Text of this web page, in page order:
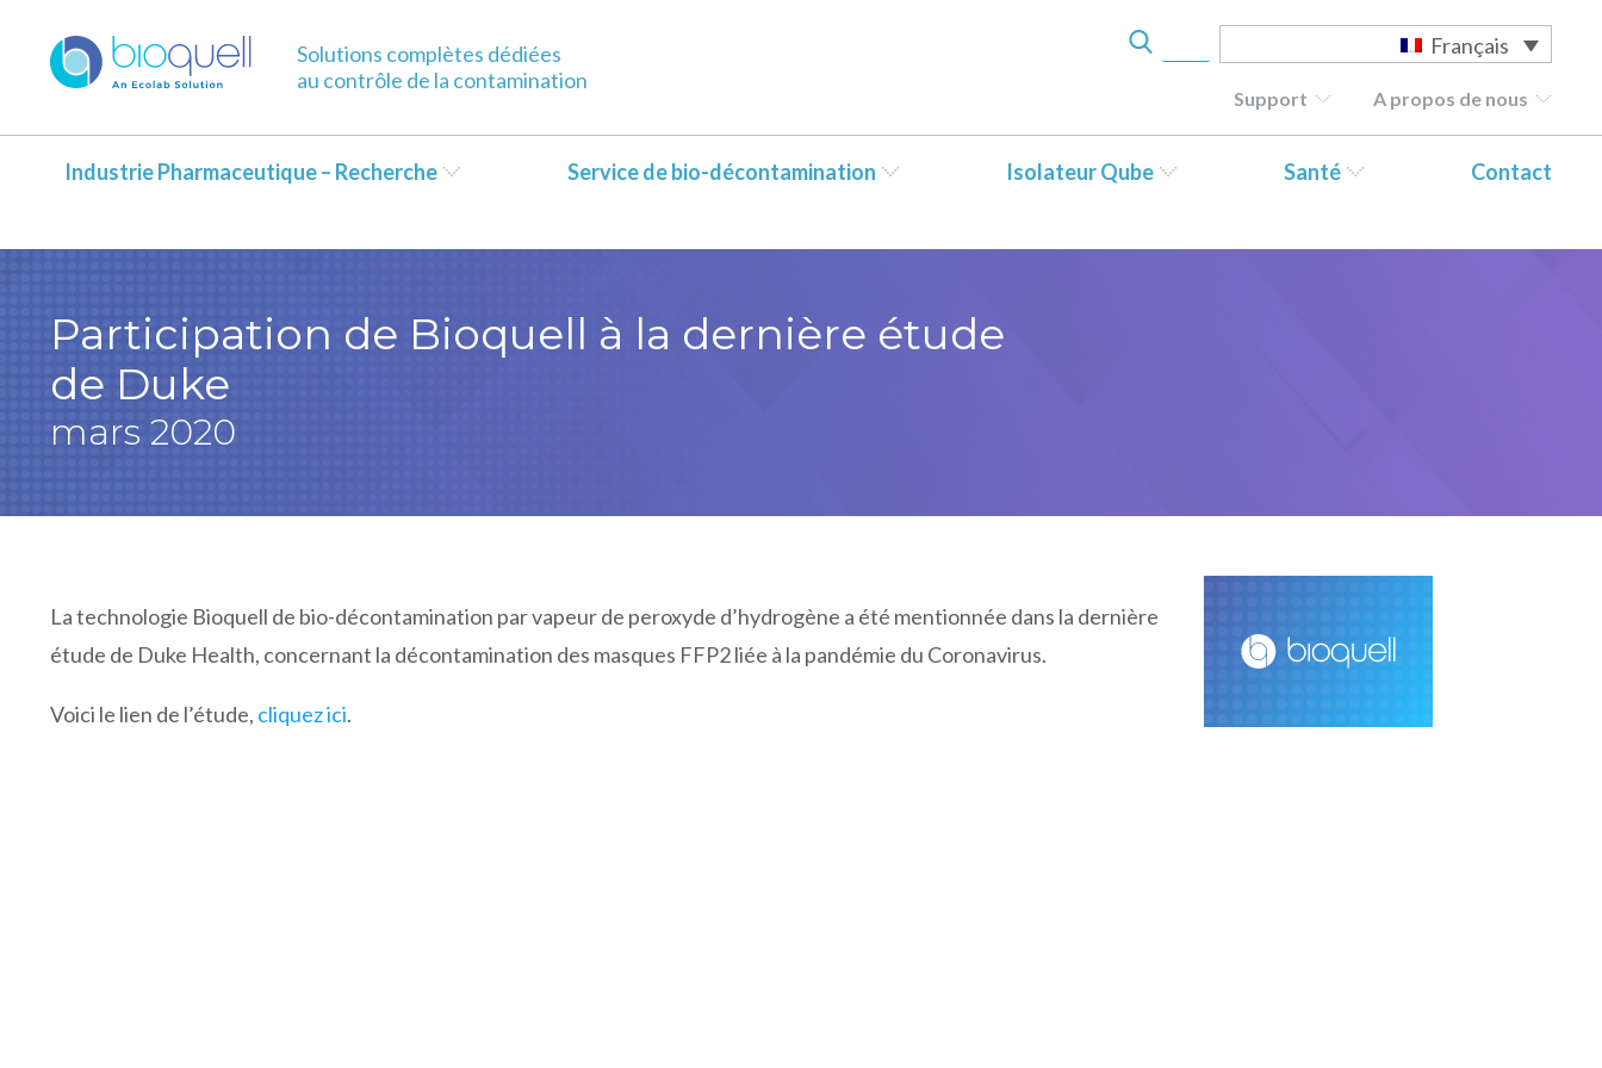
Warning: Undefined array key 0 in
Solutions complètes dédiées
au contrôle de la contamination
Français
Support A propos de nous
Industrie Pharmaceutique – Recherche Service de bio-décontamination Isolateur Qube Santé Contact
Participation de Bioquell à la dernière étude
de Duke
mars 2020
La technologie Bioquell de bio-décontamination par vapeur de peroxyde d’hydrogène a été mentionnée dans la dernière
étude de Duke Health, concernant la décontamination des masques FFP2 liée à la pandémie du Coronavirus.
Voici le lien de l’étude, cliquez ici.